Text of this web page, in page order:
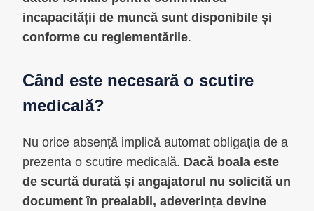
incapacității de muncă sunt disponibile și
conforme cu reglementările.
Când este necesară o scutire
medicală?
Nu orice absență implică automat obligația de a
prezenta o scutire medicală. Dacă boala este
de scurtă durată și angajatorul nu solicită un
document în prealabil, adeverința devine